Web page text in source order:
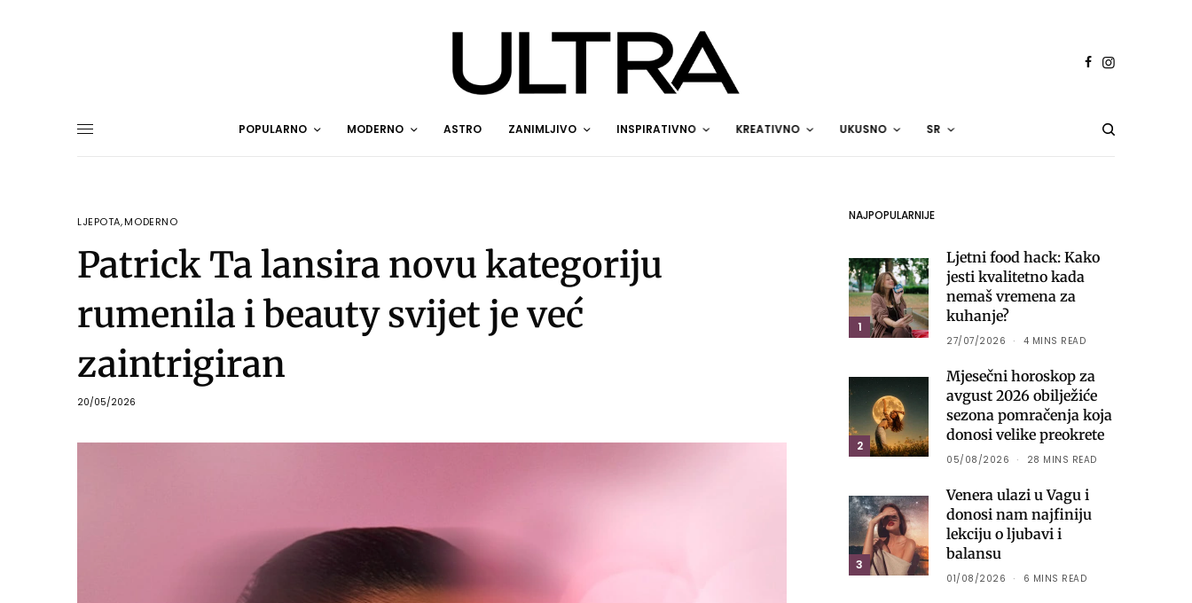
POPULARNO MODERNO ASTRO ZANIMLJIVO INSPIRATIVNO KREATIVNO UKUSNO SR
LJEPOTA,MODERNO
Patrick Ta lansira novu kategoriju
rumenila i beauty svijet je već
zaintrigiran
20/05/2026
NAJPOPULARNIJE
1
Ljetni food hack: Kako
jesti kvalitetno kada
nemaš vremena za
kuhanje?
27/07/2026 4 MINS READ
2
Mjesečni horoskop za
avgust 2026 obilježiće
sezona pomračenja koja
donosi velike preokrete
05/08/2026 28 MINS READ
3
Venera ulazi u Vagu i
donosi nam najfiniju
lekciju o ljubavi i
balansu
01/08/2026 6 MINS READ